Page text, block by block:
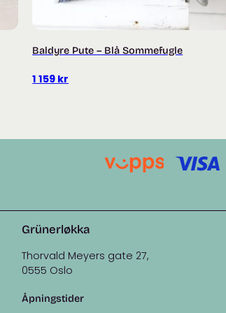
Baldyre Pute – Blå Sommefugle
1 159 kr
Grünerløkka
Thorvald Meyers gate 27,
0555 Oslo
Åpningstider